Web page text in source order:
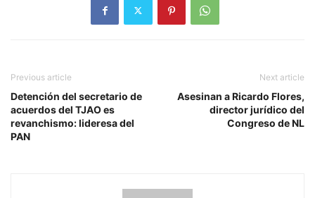
Previous article
Detención del secretario de
acuerdos del TJAO es
revanchismo: lideresa del
PAN
Next article
Asesinan a Ricardo Flores,
director jurídico del
Congreso de NL